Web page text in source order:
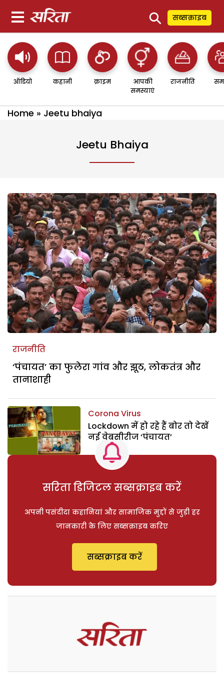
⚲ सब्सक्राइब
ऑडियो कहानी क्राइम
आपकी
समस्याएं
राजनीति
Home » Jeetu bhaiya
Jeetu Bhaiya
राजनीति
‘पंचायत’ का फुलेरा गांव और झूठ, लोकतंत्र और
तानाशाही
Corona Virus
Lockdown में हो रहे हैं बोर तो देखें
नई वेबसीरीज ‘पंचायत’
सरिता डिजिटल सब्सक्राइब करें
अपनी पसंदीदा कहानियां और सामाजिक मुद्दों से जुड़ी हर
जानकारी के लिए सब्सक्राइब करिए
सब्सक्राइब करें